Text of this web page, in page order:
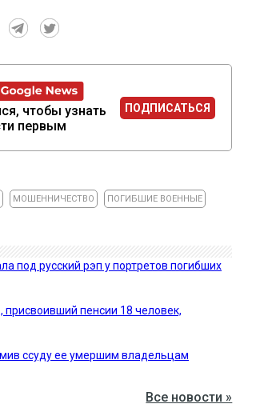
чтобы узнать
первым
ПОДПИСАТЬСЯ
МОШЕННИЧЕСТВО ПОГИБШИЕ ВОЕННЫЕ
под русский рэп у портретов погибших
пенсии 18 человек,
ссуду ее умершим владельцам
Все новости »